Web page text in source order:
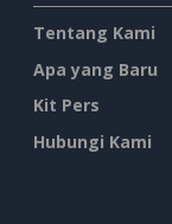
Tentang Kami
Apa yang Baru
Kit Pers
Hubungi Kami